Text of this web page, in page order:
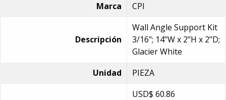
Marca
CPI
Descripción
Wall Angle Support Kit
3/16"; 14"W x 2"H x 2"D;
Glacier White
Unidad
PIEZA
USD$ 60.86